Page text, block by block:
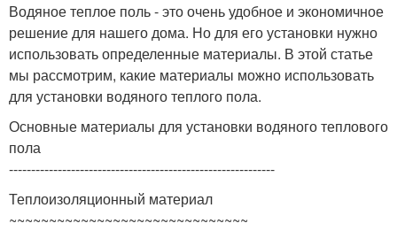
Водяное теплое поль - это очень удобное и экономичное
решение для нашего дома. Но для его установки нужно
использовать определенные материалы. В этой статье
мы рассмотрим, какие материалы можно использовать
для установки водяного теплого пола.
Основные материалы для установки водяного теплового
пола
------------------------------------------------------------
Теплоизоляционный материал
~~~~~~~~~~~~~~~~~~~~~~~~~~~~~~